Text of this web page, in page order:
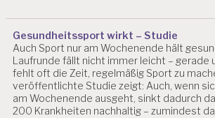
Gesundheitssport wirkt – Studie
Auch Sport nur am Wochenende hält
Laufrunde fällt nicht immer leicht – gerade
fehlt oft die Zeit, regelmäßig Sport zu
veröffentlichte Studie zeigt: Auch, wenn
am Wochenende ausgeht, sinkt dadurch
200 Krankheiten nachhaltig – zumindest